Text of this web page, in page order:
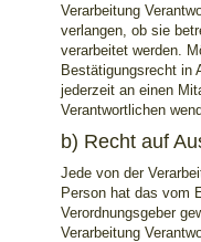
Verarbeitung
verlangen, ob sie
verarbeitet werden.
Bestätigungsrecht in
jederzeit an einen
Verantwortlichen
b) Recht auf
Jede von der
Person hat das vom
Verordnungsgeber
Verarbeitung